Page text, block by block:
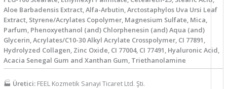
Aloe Barbadensis Extract, Alfa-Arbutin, Arctostaphylos Uva Ursi Leaf
Extract, Styrene/Acrylates Copolymer, Magnesium Sulfate, Mica,
Parfum, Phenoxyethanol (and) Chlorphenesin (and) Aqua (and)
Glycerin, Acrylates/C10-30 Alkyl Acrylate Crosspolymer, CI 77891,
Hydrolyzed Collagen, Zinc Oxide, CI 77004, CI 77491, Hyaluronic Acid,
Acacia Senegal Gum and Xanthan Gum, Triethanolamine
🏭 Üretici:FEEL Kozmetik Sanayi Ticaret Ltd. Şti.